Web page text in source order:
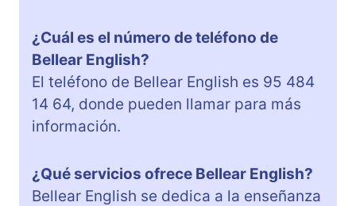
¿Cuál es el número de teléfono de
Bellear English?
El teléfono de Bellear English es 95 484
14 64, donde pueden llamar para más
información.
¿Qué servicios ofrece Bellear English?
Bellear English se dedica a la enseñanza